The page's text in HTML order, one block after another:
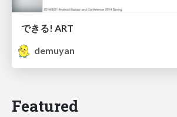
できる! ART
demuyan
Featured